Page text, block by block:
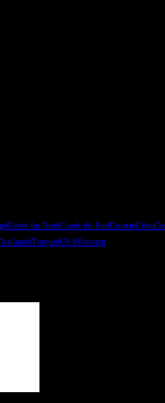
Corée du NordCorée du SudCroatieCuba
TurquieUSAVietnam